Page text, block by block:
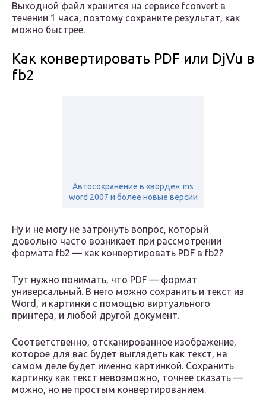
Выходной файл хранится на сервисе fconvert в
течении 1 часа, поэтому сохраните результат, как
можно быстрее.
Как конвертировать PDF или DjVu в
fb2
Автосохранение в «ворде»: ms
word 2007 и более новые версии
Ну и не могу не затронуть вопрос, который
довольно часто возникает при рассмотрении
формата fb2 — как конвертировать PDF в fb2?
Тут нужно понимать, что PDF — формат
универсальный. В него можно сохранить и текст из
Word, и картинки с помощью виртуального
принтера, и любой другой документ.
Соответственно, отсканированное изображение,
которое для вас будет выглядеть как текст, на
самом деле будет именно картинкой. Сохранить
картинку как текст невозможно, точнее сказать —
можно, но не простым конвертированием.